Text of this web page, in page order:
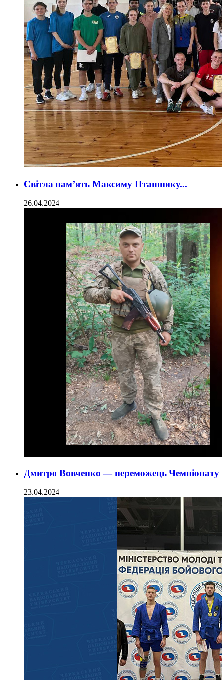
Світла пам’ять Максиму Пташнику...
26.04.2024
Дмитро Вовченко — переможець Чемпіонату
23.04.2024